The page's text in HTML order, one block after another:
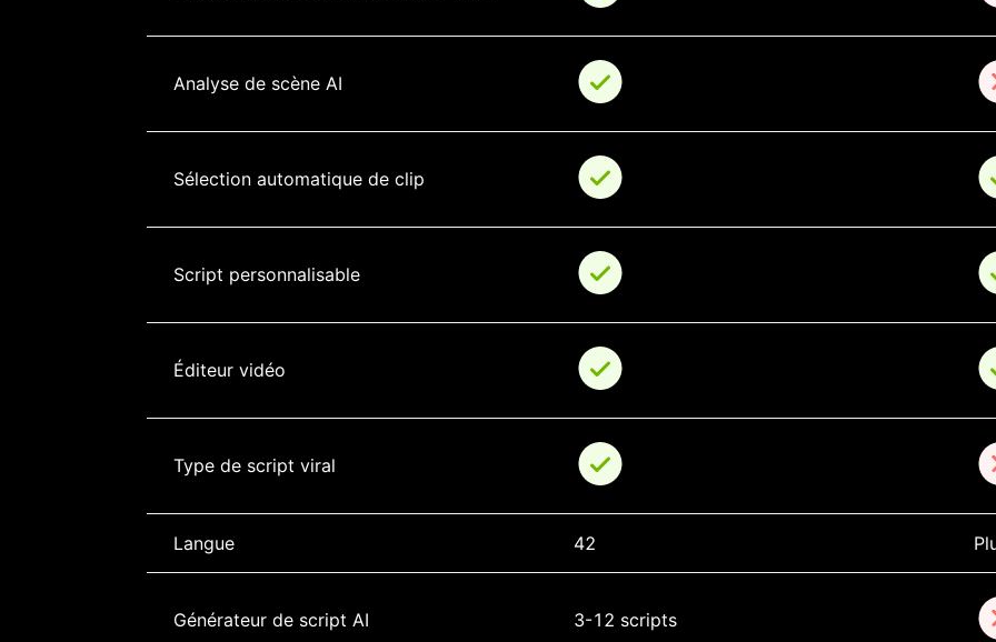
Analyse de scène AI
Sélection automatique de clip
Script personnalisable
Éditeur vidéo
Type de script viral
Langue 42
Générateur de script AI 3-12 scripts